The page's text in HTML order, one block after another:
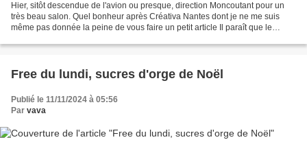
Hier, sitôt descendue de l'avion ou presque, direction Moncoutant pour un
très beau salon. Quel bonheur après Créativa Nantes dont je ne me suis
même pas donnée la peine de vous faire un petit article Il paraît que le
Free du lundi, sucres d'orge de Noël
Publié le 11/11/2024 à 05:56
Par vava